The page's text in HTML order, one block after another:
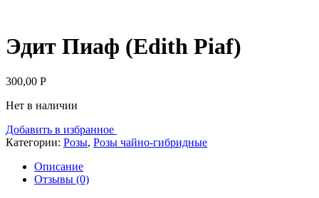
Эдит Пиаф (Edith Piaf)
300,00 Р
Нет в наличии
Добавить в избранное
Категории: Розы, Розы чайно-гибридные
Описание
Отзывы (0)